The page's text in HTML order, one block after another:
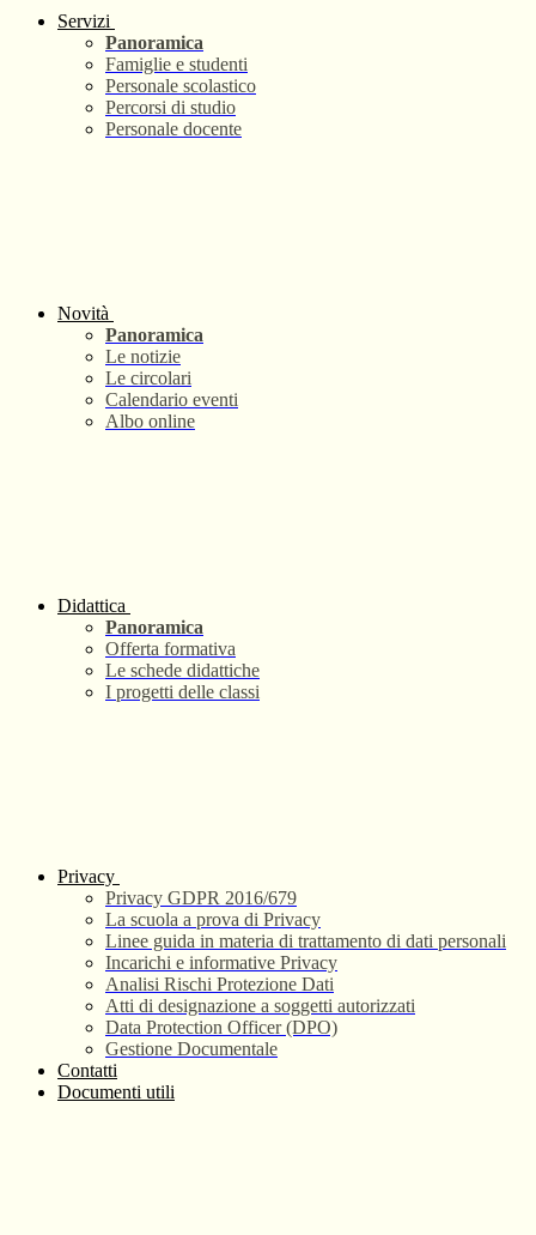
Servizi
Panoramica
Famiglie e studenti
Personale scolastico
Percorsi di studio
Personale docente
Novità
Panoramica
Le notizie
Le circolari
Calendario eventi
Albo online
Didattica
Panoramica
Offerta formativa
Le schede didattiche
I progetti delle classi
Privacy
Privacy GDPR 2016/679
La scuola a prova di Privacy
Linee guida in materia di trattamento di dati personali
Incarichi e informative Privacy
Analisi Rischi Protezione Dati
Atti di designazione a soggetti autorizzati
Data Protection Officer (DPO)
Gestione Documentale
Contatti
Documenti utili